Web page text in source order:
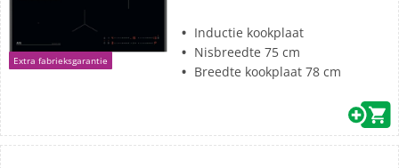
Extra fabrieksgarantie
Inductie kookplaat
Nisbreedte 75 cm
Breedte kookplaat 78 cm